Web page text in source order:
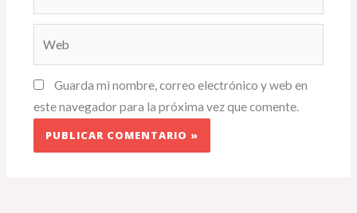
Guarda mi nombre, correo electrónico y web en
este navegador para la próxima vez que comente.